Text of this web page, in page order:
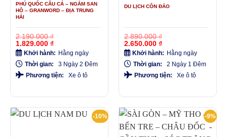
PHÚ QUỐC CÂU CÁ – NGẮM SAN
HÔ – GRANWORD – ĐỊA TRUNG
HẢI
2.190.000₫
Giá
gốc
là:
2.190.000 ₫.
1.829.000 ₫Giá
hiện
tại
là:
1.829.000 ₫.
Khởi hành: Hằng ngày
Thời gian:
3 Ngày 2 Đêm
Phương tiện:
Xe ô tô
DU LỊCH CÔN ĐẢO
2.890.000₫
Giá
gốc
là:
2.890.000 ₫.
2.650.000 ₫Giá
hiện
tại
là:
2.650.000 ₫.
Khởi hành: Hằng ngày
Thời gian:
2 Ngày 1 Đêm
Phương tiện:
Xe ô tô
-10% -9%